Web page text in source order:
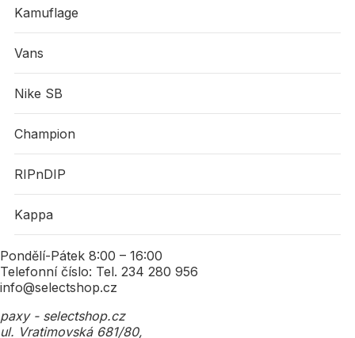
Kamuflage
Vans
Nike SB
Champion
RIPnDIP
Kappa
Pondělí-Pátek 8:00 – 16:00
Telefonní číslo: Tel. 234 280 956
info@selectshop.cz
paxy - selectshop.cz
ul. Vratimovská 681/80,